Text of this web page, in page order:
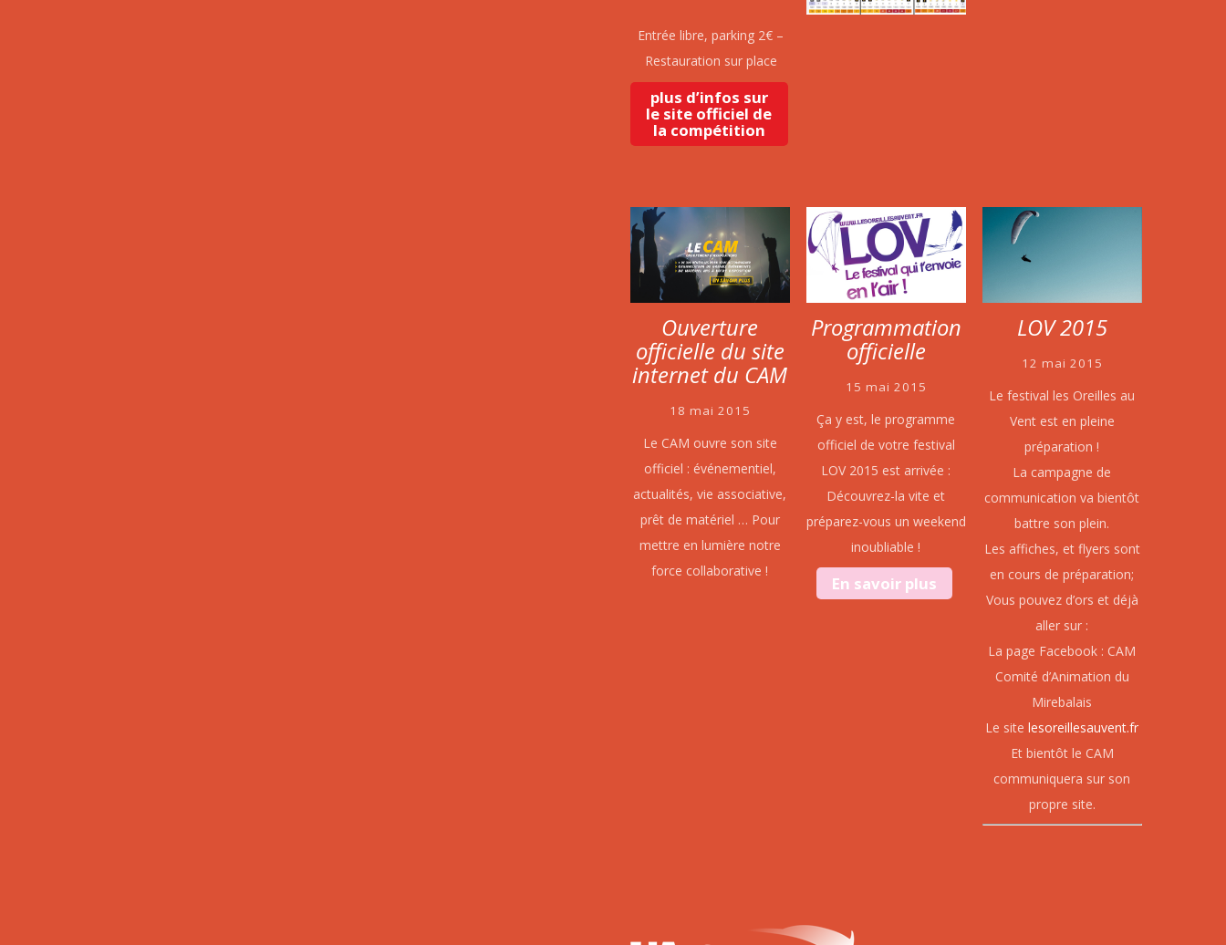
Entrée libre, parking 2€ –
Restauration sur place
plus d’infos sur
le site officiel de
la compétition
Ouverture
officielle du site
internet du CAM
18 mai 2015
Le CAM ouvre son site
officiel : événementiel,
actualités, vie associative,
prêt de matériel … Pour
mettre en lumière notre
force collaborative !
Programmation
officielle
15 mai 2015
Ça y est, le programme
officiel de votre festival
LOV 2015 est arrivée :
Découvrez-la vite et
préparez-vous un weekend
inoubliable !
En savoir plus
LOV 2015
12 mai 2015
Le festival les Oreilles au
Vent est en pleine
préparation !
La campagne de
communication va bientôt
battre son plein.
Les affiches, et flyers sont
en cours de préparation;
Vous pouvez d’ors et déjà
aller sur :
La page Facebook : CAM
Comité d’Animation du
Mirebalais
Le sitelesoreillesauvent.fr
Et bientôt le CAM
communiquera sur son
propre site.